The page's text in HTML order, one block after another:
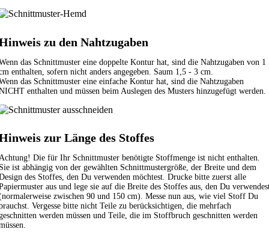
zu den Nahtzugaben
das Schnittmuster eine doppelte Kontur hat, sind die Nahtzugaben von 1
enthalten, sofern nicht anders angegeben. Saum 1,5 - 3 cm.
das Schnittmuster eine einfache Kontur hat, sind die Nahtzugaben
enthalten und müssen beim Auslegen des Musters hinzugefügt werden.
zur Länge des Stoffes
Die für Ihr Schnittmuster benötigte Stoffmenge ist nicht enthalten.
ist abhängig von der gewählten Schnittmustergröße, der Breite und dem
des Stoffes, den Du verwenden möchtest. Drucke bitte zuerst alle
aus und lege sie auf die Breite des Stoffes aus, den Du
zwischen 90 und 150 cm). Messe nun aus, wie viel Stoff Du
Vergesse bitte nicht Teile zu berücksichtigen, die mehrfach
werden müssen und Teile, die im Stoffbruch geschnitten werden